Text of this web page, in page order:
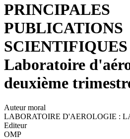
PRINCIPALES
PUBLICATIONS
SCIENTIFIQUES
Laboratoire
deuxième
Auteur moral
LABORATOIRE D'AEROLOGIE :
Editeur
OMP